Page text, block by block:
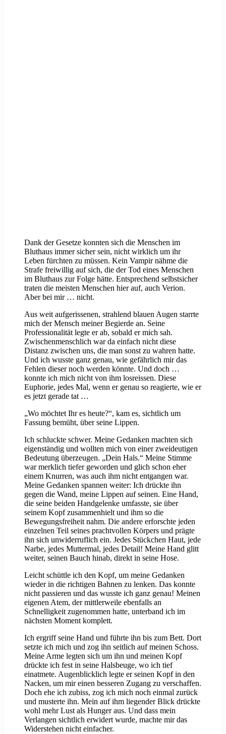
Dank der Gesetze konnten sich die Menschen im
Bluthaus immer sicher sein, nicht wirklich um ihr
Leben fürchten zu müssen. Kein Vampir nähme die
Strafe freiwillig auf sich, die der Tod eines Menschen
im Bluthaus zur Folge hätte. Entsprechend selbstsicher
traten die meisten Menschen hier auf, auch Verion.
Aber bei mir … nicht.
Aus weit aufgerissenen, strahlend blauen Augen starrte
mich der Mensch meiner Begierde an. Seine
Professionalität legte er ab, sobald er mich sah.
Zwischenmenschlich war da einfach nicht diese
Distanz zwischen uns, die man sonst zu wahren hatte.
Und ich wusste ganz genau, wie gefährlich mir das
Fehlen dieser noch werden könnte. Und doch …
konnte ich mich nicht von ihm losreissen. Diese
Euphorie, jedes Mal, wenn er genau so reagierte, wie er
es jetzt gerade tat …
„Wo möchtet Ihr es heute?“, kam es, sichtlich um
Fassung bemüht, über seine Lippen.
Ich schluckte schwer. Meine Gedanken machten sich
eigenständig und wollten mich von einer zweideutigen
Bedeutung überzeugen. „Dein Hals.“ Meine Stimme
war merklich tiefer geworden und glich schon eher
einem Knurren, was auch ihm nicht entgangen war.
Meine Gedanken spannen weiter: Ich drückte ihn
gegen die Wand, meine Lippen auf seinen. Eine Hand,
die seine beiden Handgelenke umfasste, sie über
seinem Kopf zusammenhielt und ihm so die
Bewegungsfreiheit nahm. Die andere erforschte jeden
einzelnen Teil seines prachtvollen Körpers und prägte
ihn sich unwiderruflich ein. Jedes Stückchen Haut, jede
Narbe, jedes Muttermal, jedes Detail! Meine Hand glitt
weiter, seinen Bauch hinab, direkt in seine Hose.
Leicht schüttle ich den Kopf, um meine Gedanken
wieder in die richtigen Bahnen zu lenken. Das konnte
nicht passieren und das wusste ich ganz genau! Meinen
eigenen Atem, der mittlerweile ebenfalls an
Schnelligkeit zugenommen hatte, unterband ich im
nächsten Moment komplett.
Ich ergriff seine Hand und führte ihn bis zum Bett. Dort
setzte ich mich und zog ihn seitlich auf meinen Schoss.
Meine Arme legten sich um ihn und meinen Kopf
drückte ich fest in seine Halsbeuge, wo ich tief
einatmete. Augenblicklich legte er seinen Kopf in den
Nacken, um mir einen besseren Zugang zu verschaffen.
Doch ehe ich zubiss, zog ich mich noch einmal zurück
und musterte ihn. Mein auf ihm liegender Blick drückte
wohl mehr Lust als Hunger aus. Und dass mein
Verlangen sichtlich erwidert wurde, machte mir das
Widerstehen nicht einfacher.